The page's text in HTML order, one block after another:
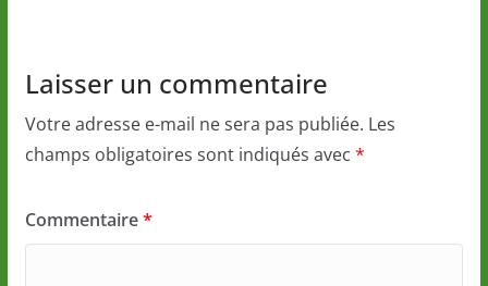
Laisser un commentaire
Votre adresse e-mail ne sera pas publiée. Les
champs obligatoires sont indiqués avec *
Commentaire*